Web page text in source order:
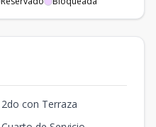
2do con Terraza